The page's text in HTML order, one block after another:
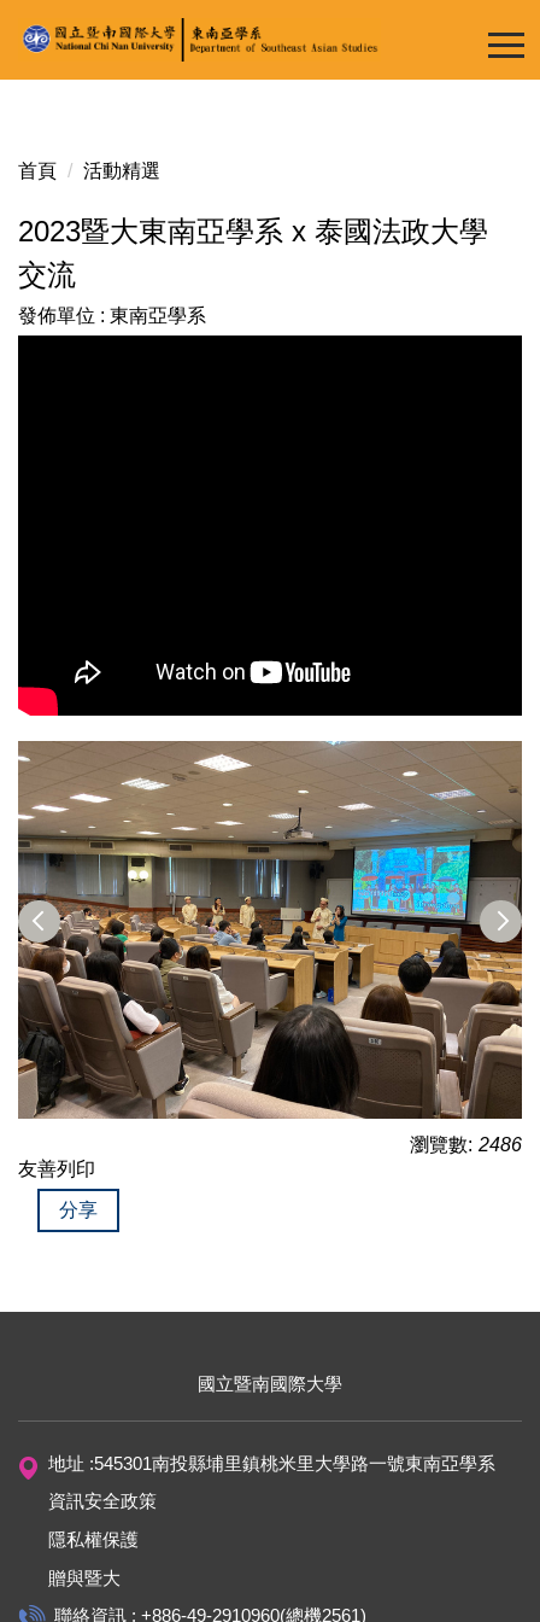
到
主
容
首頁 活動精選
2023暨大東南亞學系 x 泰國法政大學
交流
發佈單位 : 東南亞學系
瀏覽數: 2486
友善列印
分享
國立暨南國際大學
地址 :545301南投縣埔里鎮桃米里大學路一號東南亞學系
資訊安全政策
隱私權保護
贈與暨大
聯絡資訊 : +886-49-2910960(總機2561)